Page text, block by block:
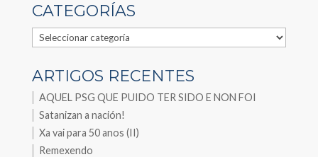
CATEGORÍAS
Categorías
ARTIGOS RECENTES
AQUEL PSG QUE PUIDO TER SIDO E NON FOI
Satanizan a nación!
Xa vai para 50 anos (II)
Remexendo